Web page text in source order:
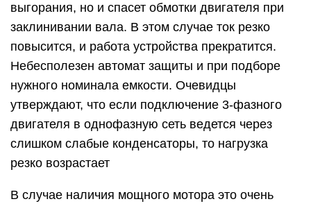
выгорания, но и спасет обмотки двигателя при
заклинивании вала. В этом случае ток резко
повысится, и работа устройства прекратится.
Небесполезен автомат защиты и при подборе
нужного номинала емкости. Очевидцы
утверждают, что если подключение 3-фазного
двигателя в однофазную сеть ведется через
слишком слабые конденсаторы, то нагрузка
резко возрастает
В случае наличия мощного мотора это очень